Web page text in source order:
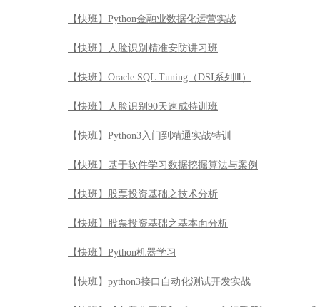
【快班】Python金融业数据化运营实战
【快班】人脸识别精准安防讲习班
【快班】Oracle SQL Tuning（DSI系列Ⅲ）
【快班】人脸识别90天速成特训班
【快班】Python3入门到精通实战特训
【快班】基于软件学习数据挖掘算法与案例
【快班】股票投资基础之技术分析
【快班】股票投资基础之基本面分析
【快班】Python机器学习
【快班】python3接口自动化测试开发实战